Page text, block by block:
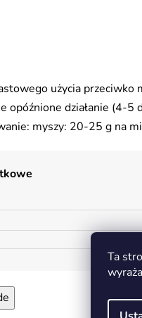
Ta
użycia przeciwko
opóźnione działanie (4-5
myszy: 20-25 g na